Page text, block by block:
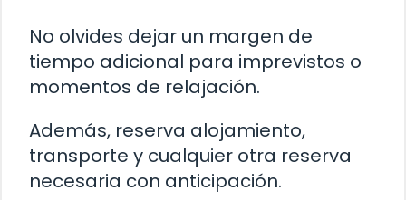
No olvides dejar un margen de
tiempo adicional para imprevistos o
momentos de relajación.
Además, reserva alojamiento,
transporte y cualquier otra reserva
necesaria con anticipación.